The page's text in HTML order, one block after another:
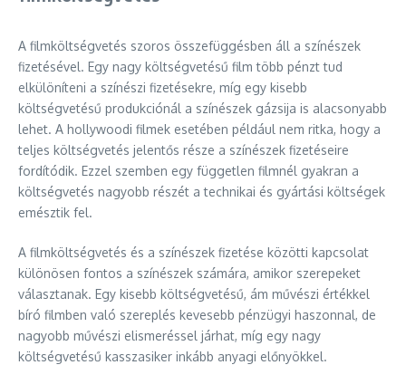
A filmköltségvetés szoros összefüggésben áll a színészek
fizetésével. Egy nagy költségvetésű film több pénzt tud
elkülöníteni a színészi fizetésekre, míg egy kisebb
költségvetésű produkciónál a színészek gázsija is alacsonyabb
lehet. A hollywoodi filmek esetében például nem ritka, hogy a
teljes költségvetés jelentős része a színészek fizetéseire
fordítódik. Ezzel szemben egy független filmnél gyakran a
költségvetés nagyobb részét a technikai és gyártási költségek
emésztik fel.
A filmköltségvetés és a színészek fizetése közötti kapcsolat
különösen fontos a színészek számára, amikor szerepeket
választanak. Egy kisebb költségvetésű, ám művészi értékkel
bíró filmben való szereplés kevesebb pénzügyi haszonnal, de
nagyobb művészi elismeréssel járhat, míg egy nagy
költségvetésű kasszasiker inkább anyagi előnyökkel.